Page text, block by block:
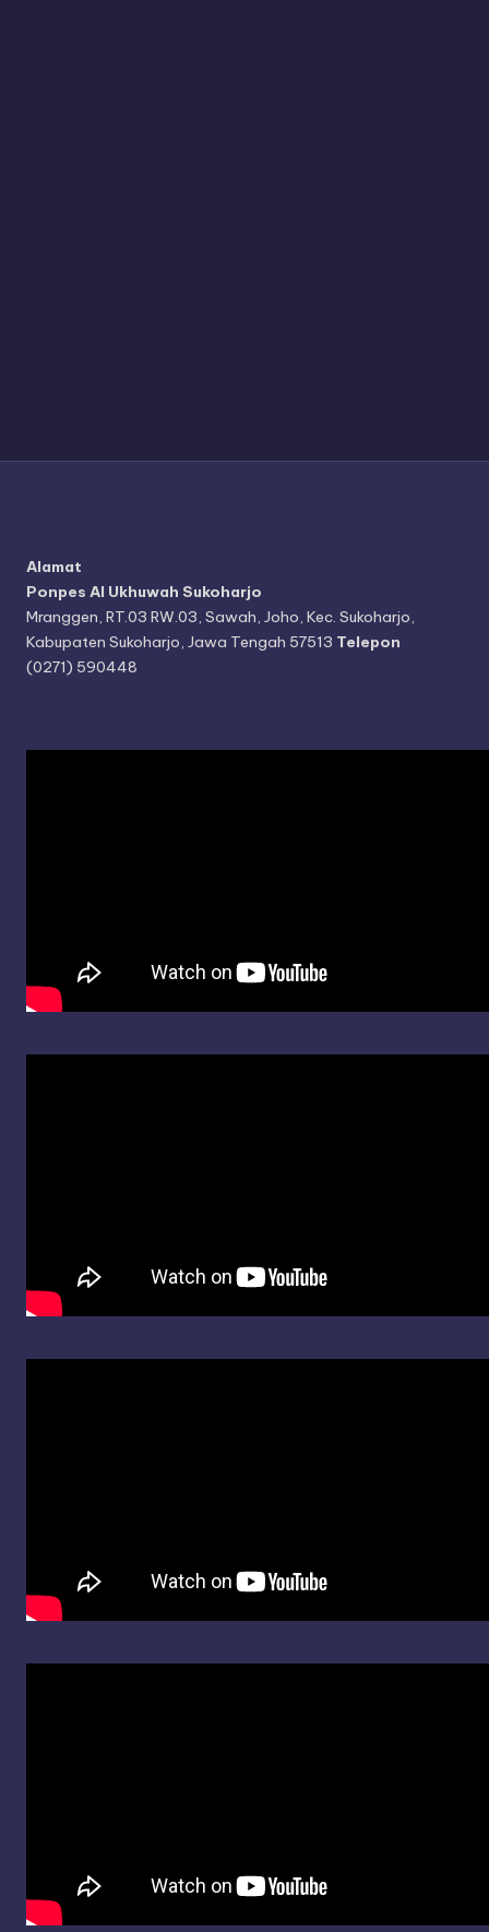
Alamat
Ponpes Al Ukhuwah Sukoharjo
Mranggen, RT.03 RW.03, Sawah, Joho, Kec. Sukoharjo,
Kabupaten Sukoharjo, Jawa Tengah 57513 Telepon
(0271) 590448